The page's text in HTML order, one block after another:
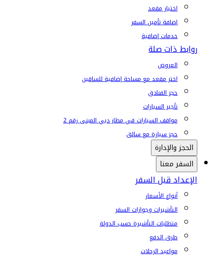
اختيار مقعد
إضافة تأمين السفر
خدمات إضافية
روابط ذات صلة
العروض
اختر مقعد مع مساحة إضافية للساقين
حجز الفنادق
تأجير السيارات
مواقف السيارات في مطار دبي المبنى رقم 2
حجز سيارة مع سائق
الحجز والإدارة
السفر معنا
الإعداد قبل السفر
أنواع الأسعار
التأشيرات وجوازات السفر
متطلبات التأشيرة حسب الدولة
طرق الدفع
مواعيد الرحلات